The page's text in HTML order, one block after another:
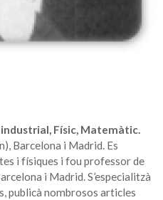
Físic, Matemàtic.
Barcelona i Madrid. Es
i físiques i fou professor de
i Madrid. S’especialitzà
publicà nombrosos articles